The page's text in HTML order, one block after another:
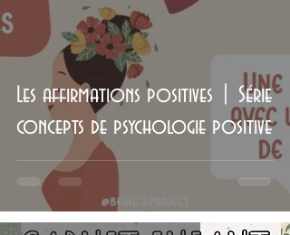
Les affirmations positives | Série
concepts de psychologie positive